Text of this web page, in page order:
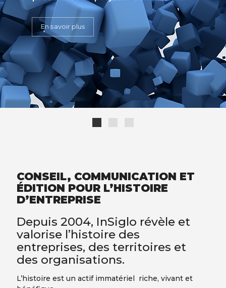
En savoir plus
informations et en émotions…
et affirmer une identité, une culture.
données.
CONSEIL, COMMUNICATION ET
ÉDITION POUR L’HISTOIRE
D’ENTREPRISE
Depuis 2004, InSiglo révèle et
valorise l’histoire des
entreprises, des territoires et
des organisations.
L’histoire est un actif immatériel riche, vivant et